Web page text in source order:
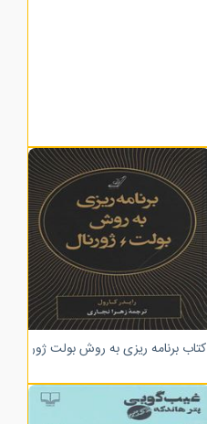
کتاب برنامه ریزی به روش بولت ژورنال